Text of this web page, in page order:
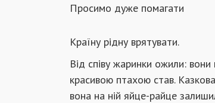
Просимо дуже помагати
Країну рідну врятувати.
Від співу жаринки ожили:
красивою птахою став.
вона на ній яйце-райце